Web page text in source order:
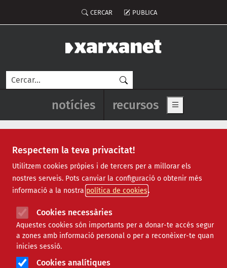
Respectem la teva privacitat!
Utilitzem cookies pròpies i de tercers per a millorar els
nostres serveis. Pots canviar la configuració o obtenir més
informació a la nostra política de cookies
Cookies necessàries
Aquestes cookies són importants per a donar-te accés segur
a zones amb informació personal o per a reconèixer-te quan
inicies sessió.
Cookies analítiques
Menú del compte d'usuari
CERCAR PUBLICA
Cerca
Navegació principal de
notícies recursos Show main
Recursos
Tots | Econòmic | Jurídic | Projectes | Tecnològic |
Formació | Finançament | Biblioteca |
Ofertes de feina
Webinars